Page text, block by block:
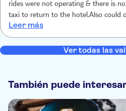
rides were not operating & there is
taxi to return to the hotel.Also could
stations for ice cream/snacks Overall
thank you
Leer más
Ver todas las
También puede